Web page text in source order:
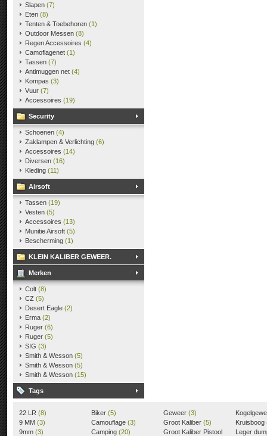
Slapen (7)
Eten (8)
Tenten & Toebehoren (1)
Outdoor Messen (8)
Regen Accessoires (4)
Camoflagenet (1)
Tassen (7)
Antimuggen net (4)
Kompas (3)
Vuur (7)
Accessoires (19)
Security
Schoenen (4)
Zaklampen & Verlichting (6)
Accessoires (14)
Diversen (16)
Kleding (11)
Airsoft
Tassen (19)
Vesten (5)
Accessoires (13)
Munitie Airsoft (5)
Bescherming (1)
KLEIN KALIBER GEWEER.
Merken
Colt (8)
CZ (5)
Desert Eagle (2)
Erma (2)
Ruger (6)
Ruger (5)
SIG (3)
Smith & Wesson (5)
Smith & Wesson (5)
Smith & Wesson (15)
Tags
22 LR (8)
9 MM (3)
9mm (3)
Biker (5)
Camouflage (3)
Camping (20)
Geweer (3)
Groot Kaliber (5)
Groot Kaliber Pistool
Kruisboog
Leger